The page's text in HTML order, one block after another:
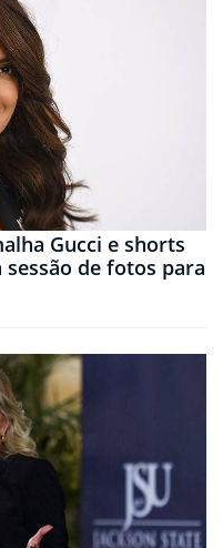
Gucci e shorts
de fotos para